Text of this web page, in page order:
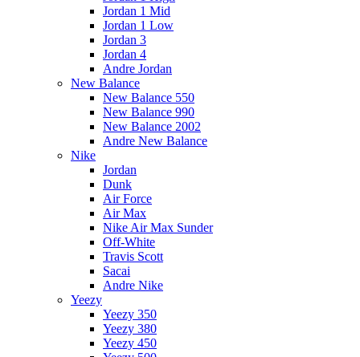
Jordan 1 Mid
Jordan 1 Low
Jordan 3
Jordan 4
Andre Jordan
New Balance
New Balance 550
New Balance 990
New Balance 2002
Andre New Balance
Nike
Jordan
Dunk
Air Force
Air Max
Nike Air Max Sunder
Off-White
Travis Scott
Sacai
Andre Nike
Yeezy
Yeezy 350
Yeezy 380
Yeezy 450